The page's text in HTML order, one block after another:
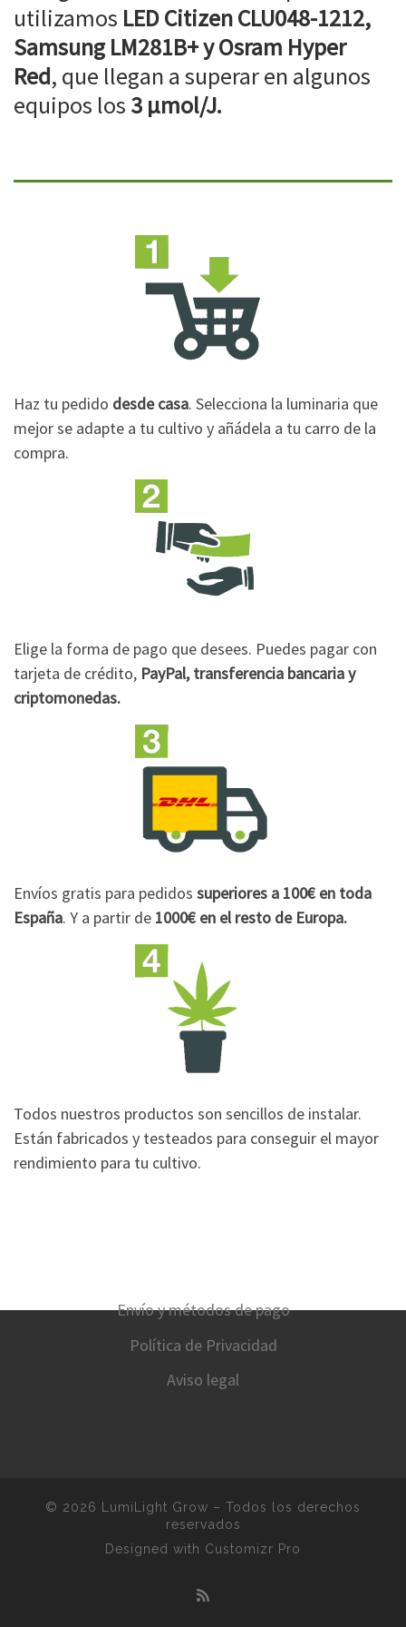
utilizamos LED Citizen CLU048-1212,
Samsung LM281B+ y Osram Hyper
Red, que llegan a superar en algunos
equipos los 3 µmol/J.
Haz tu pedido desde casa. Selecciona la luminaria que
mejor se adapte a tu cultivo y añádela a tu carro de la
compra.
Elige la forma de pago que desees. Puedes pagar con
tarjeta de crédito, PayPal, transferencia bancaria y
criptomonedas.
Envíos gratis para pedidos superiores a 100€ en toda
España. Y a partir de 1000€ en el resto de Europa.
Todos nuestros productos son sencillos de instalar.
Están fabricados y testeados para conseguir el mayor
rendimiento para tu cultivo.
Envío y métodos de pago
Política de Privacidad
Aviso legal
© 2026 LumiLight Grow – Todos los derechos
reservados
Designed with Customizr Pro